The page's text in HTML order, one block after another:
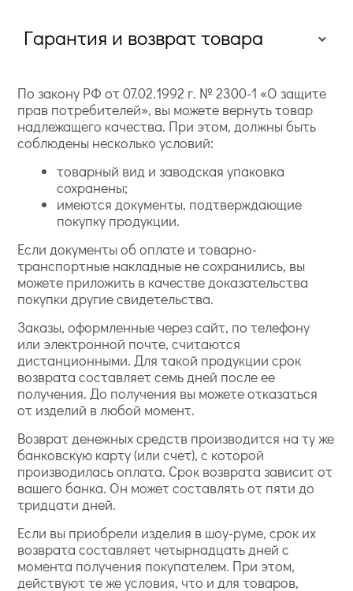
Гарантия и возврат товара
По закону РФ от 07.02.1992 г. № 2300-1 «О защите
прав потребителей», вы можете вернуть товар
надлежащего качества. При этом, должны быть
соблюдены несколько условий:
товарный вид и заводская упаковка
сохранены;
имеются документы, подтверждающие
покупку продукции.
Если документы об оплате и товарно-
транспортные накладные не сохранились, вы
можете приложить в качестве доказательства
покупки другие свидетельства.
Заказы, оформленные через сайт, по телефону
или электронной почте, считаются
дистанционными. Для такой продукции срок
возврата составляет семь дней после ее
получения. До получения вы можете отказаться
от изделий в любой момент.
Возврат денежных средств производится на ту же
банковскую карту (или счет), с которой
производилась оплата. Срок возврата зависит от
вашего банка. Он может составлять от пяти до
тридцати дней.
Если вы приобрели изделия в шоу-руме, срок их
возврата составляет четырнадцать дней с
момента получения покупателем. При этом,
действуют те же условия, что и для товаров,